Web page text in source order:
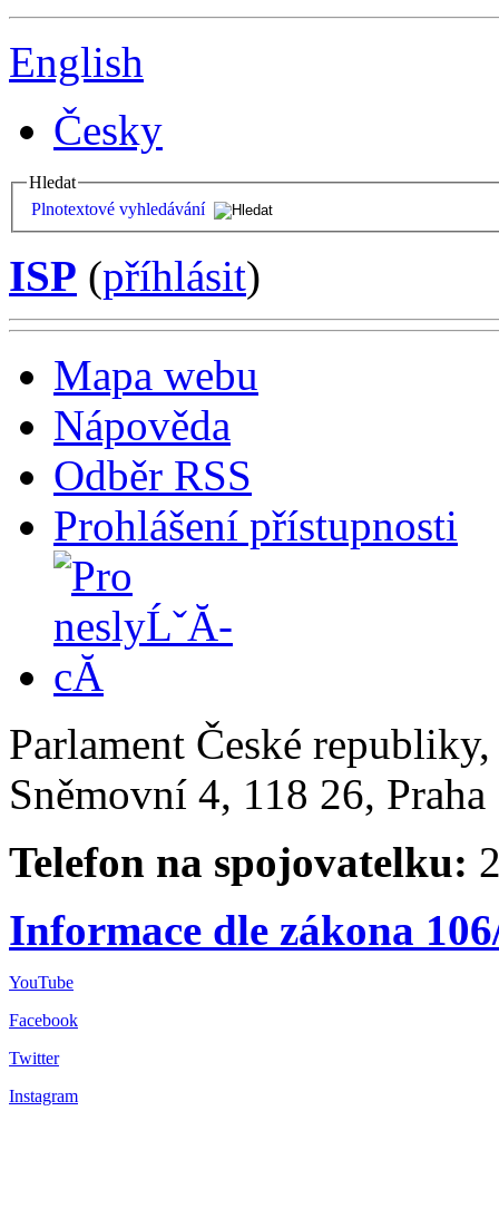
English
Česky
Hledat
Plnotextové vyhledávání
ISP (příhlásit)
Mapa webu
Nápověda
Odběr RSS
Prohlášení přístupnosti
Parlament České
Sněmovní 4, 118 26,
Telefon na spojovatelku:
Informace dle zákona
YouTube
Facebook
Twitter
Instagram